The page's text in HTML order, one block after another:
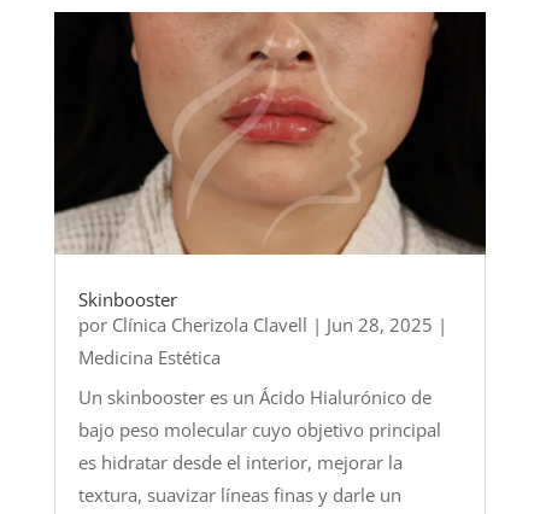
Skinbooster
por Clínica Cherizola Clavell | Jun 28, 2025 |
Medicina Estética
Un skinbooster es un Ácido Hialurónico de
bajo peso molecular cuyo objetivo principal
es hidratar desde el interior, mejorar la
textura, suavizar líneas finas y darle un